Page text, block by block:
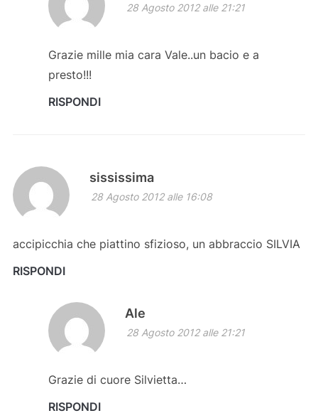
28 Agosto 2012 alle 21:21
Grazie mille mia cara Vale..un bacio e a
presto!!!
RISPONDI
sississima
28 Agosto 2012 alle 16:08
accipicchia che piattino sfizioso, un abbraccio SILVIA
RISPONDI
Ale
28 Agosto 2012 alle 21:21
Grazie di cuore Silvietta…
RISPONDI